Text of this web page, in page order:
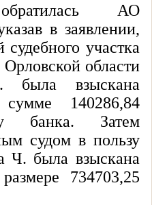
АО
в заявлении,
участка
области
была взыскана
140286,84
банка. Затем
судом в пользу
Ч. была взыскана
734703,25